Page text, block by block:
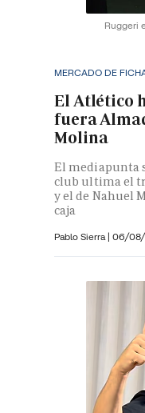
Ruggeri
MERCADO DE
El Atlético
fuera
Molina
El mediapunta
club ultima el
y el de Nahuel
caja
Pablo Sierra | 06/08/